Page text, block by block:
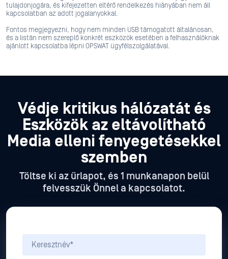
tulajdonjogára, és kifejezetten eltérő rendelkezés hiányában nem áll
kapcsolatban az adott jogalanyokkal.
Fontos megjegyezni, hogy nem minden USB támogatott általánosan,
és a listán nem szereplő konkrét eszközök esetében a felhasználóknak
ajánlott kapcsolatba lépni OPSWAT ügyfélszolgálatával.
Védje kritikus hálózatát és
Eszközök az eltávolítható
Media elleni fenyegetésekkel
szemben
Töltse ki az űrlapot, és 1 munkanapon belül
felvesszük Önnel a kapcsolatot.